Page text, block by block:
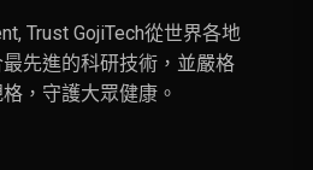
Trust GojiTech從世界各地
先進的科研技術，並嚴格
，守護大眾健康。